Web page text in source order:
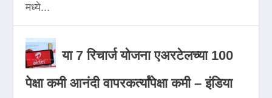
मध्ये...
या 7 रिचार्ज योजना एअरटेलच्या 100
पेक्षा कमी आनंदी वापरकर्त्यांपेक्षा कमी – इंडिया